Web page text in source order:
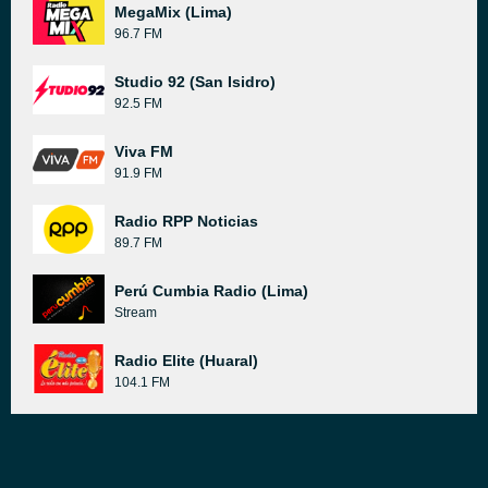
MegaMix (Lima)
96.7 FM
Studio 92 (San Isidro)
92.5 FM
Viva FM
91.9 FM
Radio RPP Noticias
89.7 FM
Perú Cumbia Radio (Lima)
Stream
Radio Elite (Huaral)
104.1 FM